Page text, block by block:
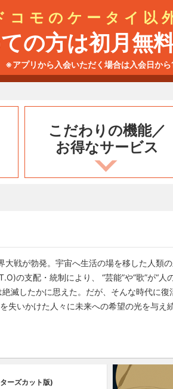
コモのケータイ以
の方は初月無
※アプリから入会いただく場合は入会日か
こだわりの機能／
お得なサービス
大戦が勃発。宇宙へ生活の場を移した人類
の支配・統制により、 “芸能”や“歌”が“
滅したかに思えた。だが、そんな時代に
失いかけた人々に未来への希望の光を与え
ーズカット版)